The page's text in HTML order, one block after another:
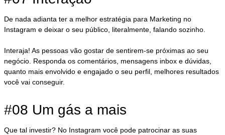
De nada adianta ter a melhor estratégia para Marketing no
Instagram e deixar o seu público, literalmente, falando sozinho.
Interaja! As pessoas vão gostar de sentirem-se próximas ao seu
negócio. Responda os comentários, mensagens inbox e dúvidas,
quanto mais envolvido e engajado o seu perfil, melhores resultados
você vai conseguir.
#08 Um gás a mais
Que tal investir? No Instagram você pode patrocinar as suas